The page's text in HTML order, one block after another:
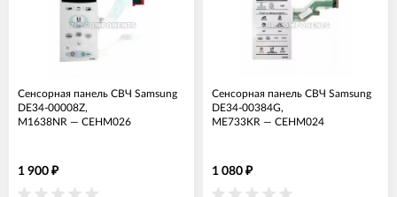
Сенсорная панель СВЧ Samsung
DE34-00008Z,
M1638NR — СЕНМ026
1 900 ₽
Сенсорная панель СВЧ Samsung
DE34-00384G,
ME733KR — СЕНМ024
1 080 ₽